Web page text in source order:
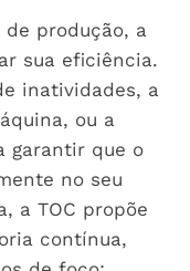
produção, a
sua eficiência.
inatividades, a
ou a
garantir que o
no seu
a TOC propõe
contínua,